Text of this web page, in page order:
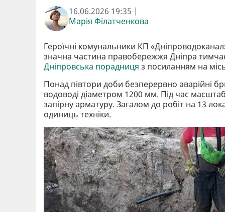
16.06.2026 19:35 |
Марія Філатченкова
Героїчні комунальники КП
значна частина правобережжя Дніпра
Дніпровська порадниця з посиланням на
Понад півтори доби безперервно аварійні
водоводі діаметром 1200 мм. Під час
запірну арматуру. Загалом до робіт на 13
одиниць техніки.